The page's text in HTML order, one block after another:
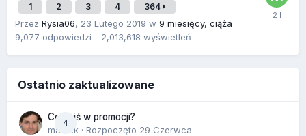
1 2 3 4 364
Przez Rysia06, 23 Lutego 2019 w 9 miesięcy, ciąża
9,077 odpowiedzi 2,013,618 wyświetleń
Ostatnio zaktualizowane
4
Co dziś w promocji?
maciek · Rozpoczęto 29 Czerwca